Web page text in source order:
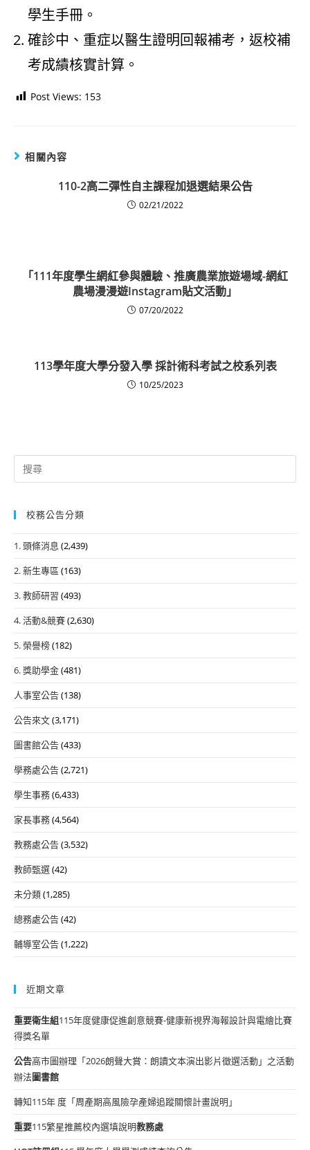
學生手冊。
確診中、重症以醫生證明回報補考，返校補
考成績核實計算。
Post Views: 153
相關內容
110-2高二彈性自主課程加退選結果公告
02/21/2022
「111年度學生網紅參與體驗、推廣農業旅遊場域-網紅
農場漫漫遊Instagram貼文活動」
07/20/2022
113學年度大學分發入學 採計術科考試之校系列表
10/25/2023
Search
for:
校務公告分類
1. 頭條消息 (2,439)
2. 新生專區 (163)
3. 教師研習 (493)
4. 活動&競賽(2,630)
5. 榮譽榜(182)
6. 獎助學金(481)
人事室公告(138)
公告來文(3,171)
圖書館公告(433)
學務處公告(2,721)
學生事務(6,433)
家長事務(4,564)
教務處公告(3,532)
教師甄選(42)
未分類(1,285)
總務處公告(42)
輔導室公告(1,222)
近期文章
重要衛生組115年度健康促進創意競賽-健康新視界海報設計與電繪比賽
得獎名單
公告高市圖辦理「2026朗聲大賞：朗讀文本演出影片徵選活動」之活動
辦法圖書館
轉知115年 度「周產期高風險孕產婦追蹤關懷計畫說明」
重要115繁星推薦校內選填說明教務處